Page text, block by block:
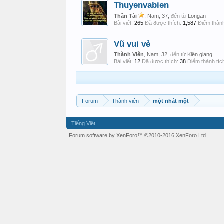
Thuyenvabien
Thần Tài , Nam, 37, đến từ Longan
Bài viết: 265 Đã được thích: 1,587 Điểm
Vũ vui vẻ
Thành Viên , Nam, 32, đến từ Kiên giang
Bài viết: 12 Đã được thích: 38 Điểm thành
Forum Thành viên một nhát một
Tiếng Việt
Forum software by XenForo™ ©2010-2016 XenForo Ltd.